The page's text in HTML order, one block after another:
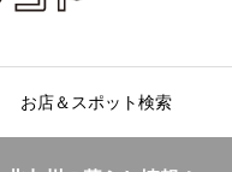
お店＆スポット検索